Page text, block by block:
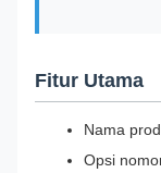
Fitur Utama
Nama
Opsi